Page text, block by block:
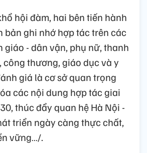
hội đàm, hai bên tiến hành
bản ghi nhớ hợp tác trên các
giáo - dân vận, phụ nữ, thanh
công thương, giáo dục và y
giá là cơ sở quan trọng
các nội dung hợp tác giai
thúc đẩy quan hệ Hà Nội -
triển ngày càng thực chất,
vững…/.